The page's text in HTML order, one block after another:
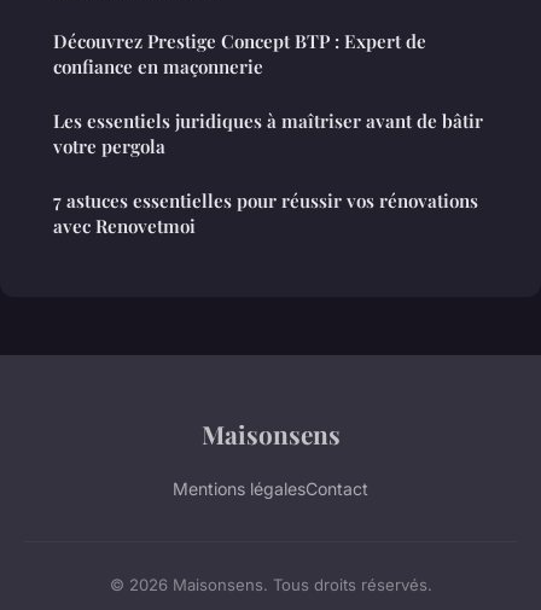
Découvrez Prestige Concept BTP : Expert de
confiance en maçonnerie
Les essentiels juridiques à maîtriser avant de bâtir
votre pergola
7 astuces essentielles pour réussir vos rénovations
avec Renovetmoi
Maisonsens
Mentions légalesContact
© 2026 Maisonsens. Tous droits réservés.